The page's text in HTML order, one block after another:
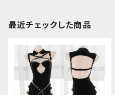
最近チェックした商品